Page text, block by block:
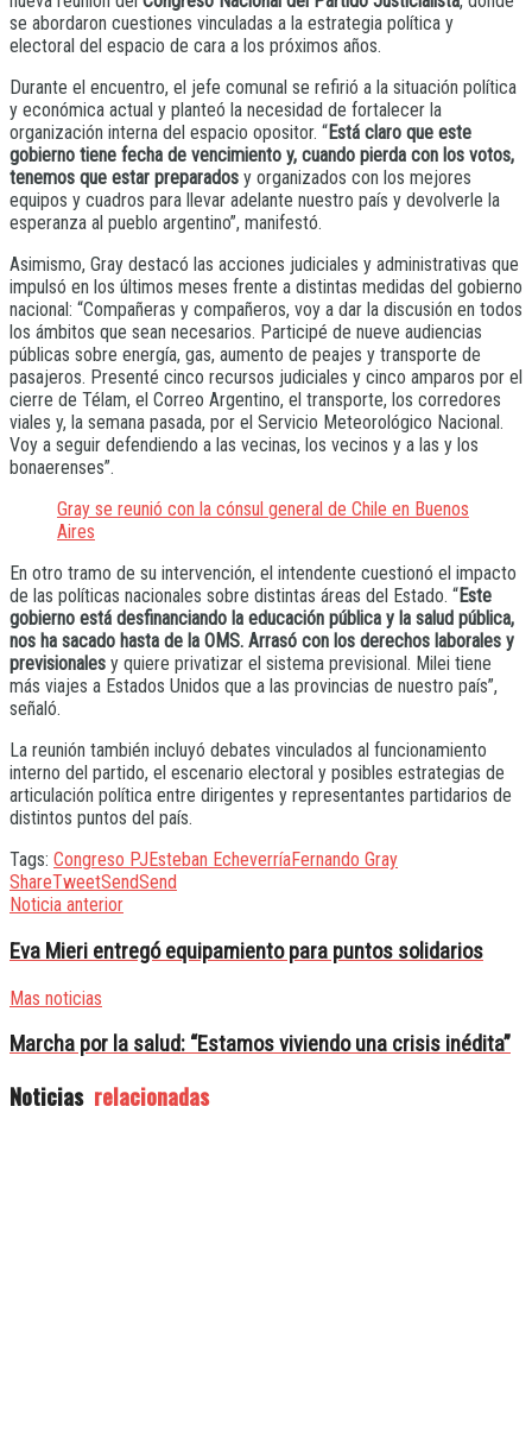
se abordaron cuestiones vinculadas a la estrategia política y
electoral del espacio de cara a los próximos años.
Durante el encuentro, el jefe comunal se refirió a la situación política
y económica actual y planteó la necesidad de fortalecer la
organización interna del espacio opositor. “Está claro que este
gobierno tiene fecha de vencimiento y, cuando pierda con los votos,
tenemos que estar preparados y organizados con los mejores
equipos y cuadros para llevar adelante nuestro país y devolverle la
esperanza al pueblo argentino”, manifestó.
Asimismo, Gray destacó las acciones judiciales y administrativas que
impulsó en los últimos meses frente a distintas medidas del gobierno
nacional: “Compañeras y compañeros, voy a dar la discusión en todos
los ámbitos que sean necesarios. Participé de nueve audiencias
públicas sobre energía, gas, aumento de peajes y transporte de
pasajeros. Presenté cinco recursos judiciales y cinco amparos por el
cierre de Télam, el Correo Argentino, el transporte, los corredores
viales y, la semana pasada, por el Servicio Meteorológico Nacional.
Voy a seguir defendiendo a las vecinas, los vecinos y a las y los
bonaerenses”.
Gray se reunió con la cónsul general de Chile en Buenos
Aires
En otro tramo de su intervención, el intendente cuestionó el impacto
de las políticas nacionales sobre distintas áreas del Estado. “Este
gobierno está desfinanciando la educación pública y la salud pública,
nos ha sacado hasta de la OMS. Arrasó con los derechos laborales y
previsionales y quiere privatizar el sistema previsional. Milei tiene
más viajes a Estados Unidos que a las provincias de nuestro país”,
señaló.
La reunión también incluyó debates vinculados al funcionamiento
interno del partido, el escenario electoral y posibles estrategias de
articulación política entre dirigentes y representantes partidarios de
distintos puntos del país.
Tags: Congreso PJEsteban EcheverríaFernando Gray
ShareTweetSendSend
Noticia anterior
Eva Mieri entregó equipamiento para puntos solidarios
Mas noticias
Marcha por la salud: “Estamos viviendo una crisis inédita”
Noticias relacionadas